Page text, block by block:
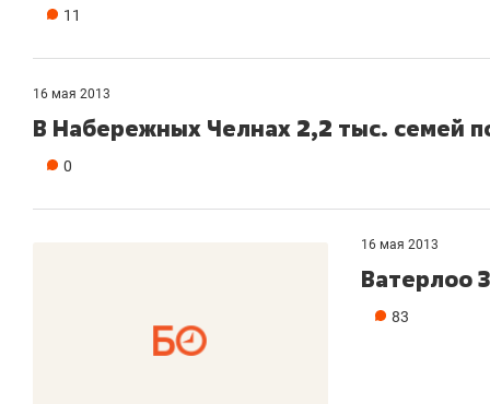
11
16 мая 2013
В Набережных Челнах 2,2 тыс. семей
0
16 мая 2013
Ватерлоо
83